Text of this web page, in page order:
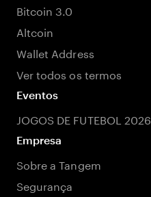
Bitcoin 3.0
Altcoin
Wallet Address
Ver todos os termos
Eventos
JOGOS DE FUTEBOL 2026
Empresa
Sobre a Tangem
Segurança